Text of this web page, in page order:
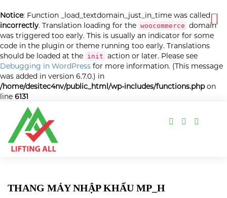
Notice: Function _load_textdomain_just_in_time was called
incorrectly. Translation loading for the woocommerce domain
was triggered too early. This is usually an indicator for some
code in the plugin or theme running too early. Translations
should be loaded at the init action or later. Please see
Debugging in WordPress for more information. (This message
was added in version 6.7.0.) in
/home/desitec4nv/public_html/wp-includes/functions.phpon
line 6131
THANG MÁY NHẬP KHẨU MP_H